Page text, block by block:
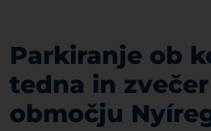
Parkiranje ob
tedna in
območju